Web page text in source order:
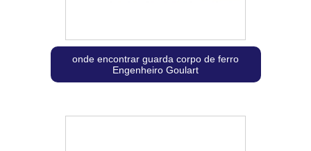
onde encontrar guarda corpo de ferro
Engenheiro Goulart